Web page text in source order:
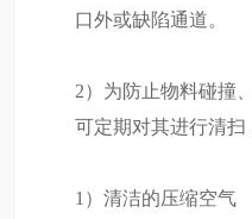
口外或缺陷通道。
2）为防止物料碰撞
可定期对其进行清扫
1）清洁的压缩空气